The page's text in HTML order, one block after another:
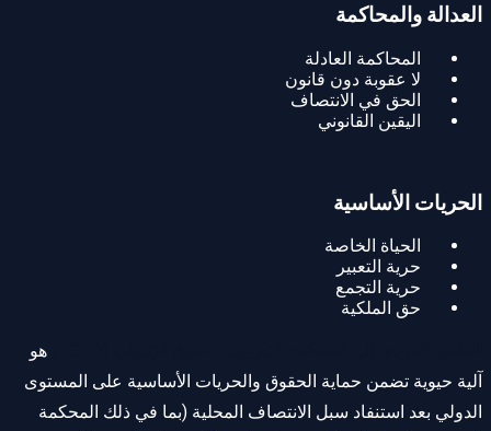
العدالة والمحاكمة
المحاكمة العادلة
لا عقوبة دون قانون
الحق في الانتصاف
اليقين القانوني
الحريات الأساسية
الحياة الخاصة
حرية التعبير
حرية التجمع
حق الملكية
هو
آلية حيوية تضمن حماية الحقوق والحريات الأساسية على المستوى
الدولي بعد استنفاد سبل الانتصاف المحلية (بما في ذلك المحكمة